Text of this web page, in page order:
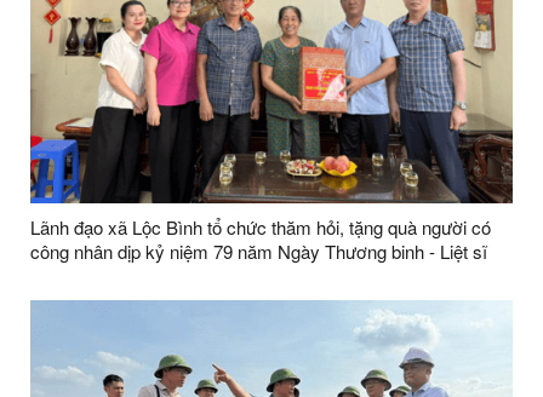
Lãnh đạo xã Lộc Bình tổ chức thăm hỏi, tặng quà người có
công nhân dịp kỷ niệm 79 năm Ngày Thương binh - Liệt sĩ